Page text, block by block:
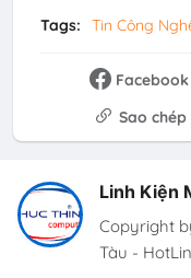
Tags: Tin Công
Facebook
Sao chép
Linh Kiện
Copyright
Tàu -